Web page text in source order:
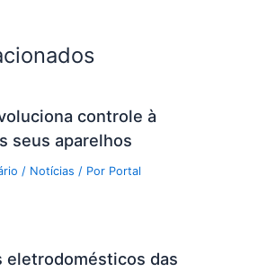
controle à
seus aparelhos
/ Notícias / Por Portal
eletrodomésticos das